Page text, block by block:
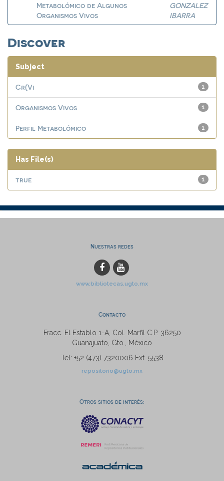
Metabolómico de Algunos
Organismos Vivos
GONZALEZ
IBARRA
Discover
Subject
1
Cr(Vi
1
Organismos Vivos
1
Perfil Metabolómico
Has File(s)
1
true
Nuestras redes
www.bibliotecas.ugto.mx
Contacto
Fracc. El Establo 1-A, Col. Marfil C.P. 36250
Guanajuato, Gto., México
Tel: +52 (473) 7320006 Ext. 5538
repositorio@ugto.mx
Otros sitios de interés: